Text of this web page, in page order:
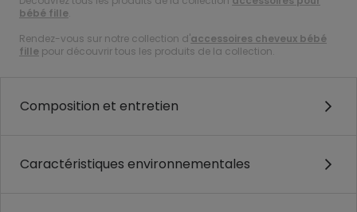
bébé fille.
Rendez-vous sur notre collection d'accessoires cheveux bébé
fille pour découvrir tous les produits de la collection.
Composition et entretien
Caractéristiques environnementales